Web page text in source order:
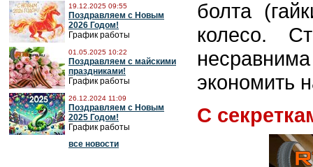
19.12.2025 09:55
Поздравляем с Новым
2026 Годом!
График работы
01.05.2025 10:22
Поздравляем с майскими
праздниками!
График работы
26.12.2024 11:09
Поздравляем с Новым
2025 Годом!
График работы
все новости
болта
колесо.
экономить
С